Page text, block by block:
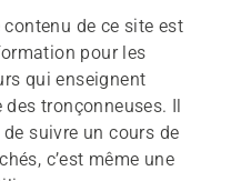
de ce site est
pour les
qui enseignent
tronçonneuses. Il
suivre un cours de
c’est même une